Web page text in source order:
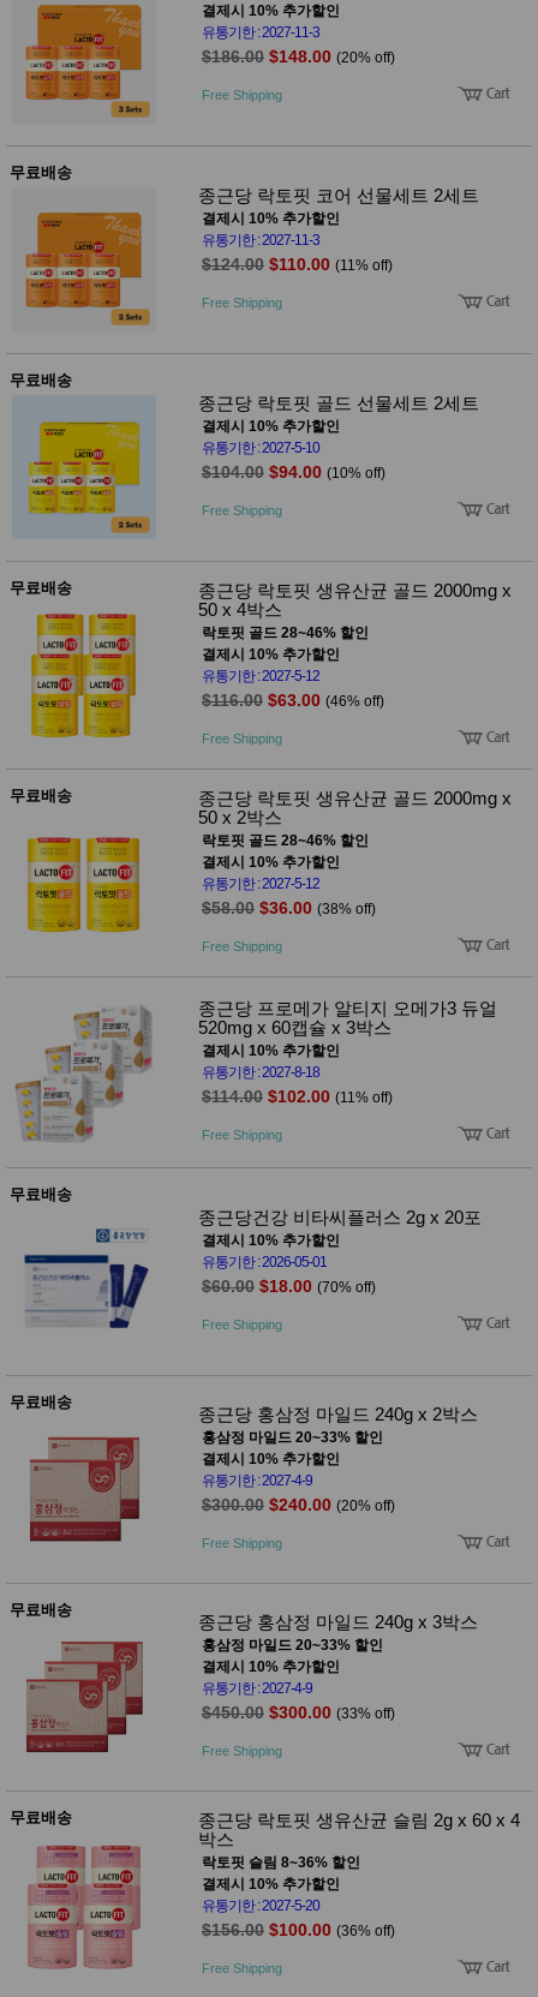
품
농산품
놀이방
매트
DVD
드(칠
판)
조형물
유아 이
아기띠/
외출용
품
성장발
용품
어른내
의
유/아동
내의
패션/잡
화
세탁세
제
일상 돋
보기
침구용
생활/욕
실/청소
용품
DECO
Pet
Supplies
공연/행
사
결제시 10% 추가할인
유통기한 : 2027-11-3
$186.00 $148.00 (20% off)
Free Shipping
무료배송
종근당 락토핏 코어 선물세트 2세트
결제시 10% 추가할인
유통기한 : 2027-11-3
$124.00 $110.00 (11% off)
Free Shipping
무료배송
종근당 락토핏 골드 선물세트 2세트
결제시 10% 추가할인
유통기한 : 2027-5-10
$104.00 $94.00 (10% off)
Free Shipping
무료배송
종근당 락토핏 생유산균 골드 2000mg x
50 x 4박스
락토핏 골드 28~46% 할인
결제시 10% 추가할인
유통기한 : 2027-5-12
$116.00 $63.00 (46% off)
Free Shipping
무료배송
종근당 락토핏 생유산균 골드 2000mg x
50 x 2박스
락토핏 골드 28~46% 할인
결제시 10% 추가할인
유통기한 : 2027-5-12
$58.00 $36.00 (38% off)
Free Shipping
종근당 프로메가 알티지 오메가3 듀얼
520mg x 60캡슐 x 3박스
결제시 10% 추가할인
유통기한 : 2027-8-18
$114.00 $102.00 (11% off)
Free Shipping
무료배송
종근당건강 비타씨플러스 2g x 20포
결제시 10% 추가할인
유통기한 : 2026-05-01
$60.00 $18.00 (70% off)
Free Shipping
무료배송
종근당 홍삼정 마일드 240g x 2박스
홍삼정 마일드 20~33% 할인
결제시 10% 추가할인
유통기한 : 2027-4-9
$300.00 $240.00 (20% off)
Free Shipping
무료배송
종근당 홍삼정 마일드 240g x 3박스
홍삼정 마일드 20~33% 할인
결제시 10% 추가할인
유통기한 : 2027-4-9
$450.00 $300.00 (33% off)
Free Shipping
무료배송
종근당 락토핏 생유산균 슬림 2g x 60 x 4
박스
락토핏 슬림 8~36% 할인
결제시 10% 추가할인
유통기한 : 2027-5-20
$156.00 $100.00 (36% off)
Free Shipping